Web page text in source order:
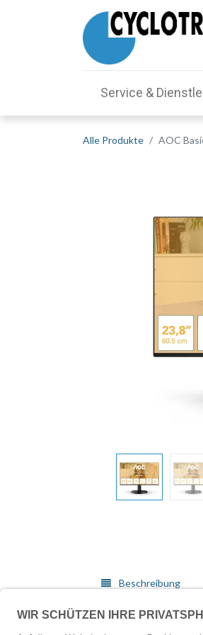
Service &
Alle Produkte AOC
Beschreibung